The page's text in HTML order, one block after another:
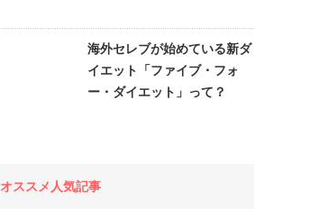
海外セレブが始めている新ダ
イエット「ファイブ・フォ
ー・ダイエット」って？
オススメ人気記事